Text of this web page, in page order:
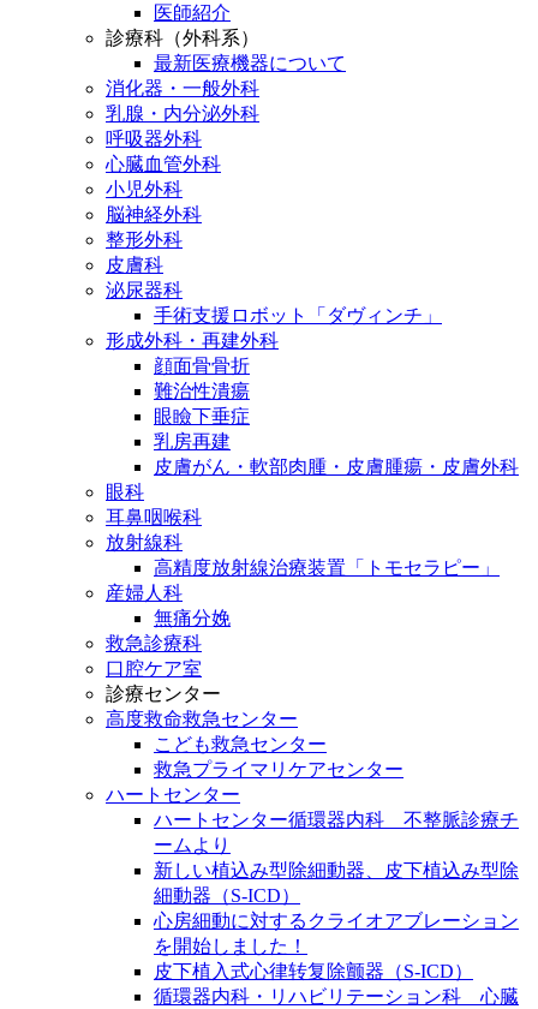
医師紹介
診療科（外科系）
最新医療機器について
消化器・一般外科
乳腺・内分泌外科
呼吸器外科
心臓血管外科
小児外科
脳神経外科
整形外科
皮膚科
泌尿器科
手術支援ロボット「ダヴィンチ」
形成外科・再建外科
顔面骨骨折
難治性潰瘍
眼瞼下垂症
乳房再建
皮膚がん・軟部肉腫・皮膚腫瘍・皮膚外科
眼科
耳鼻咽喉科
放射線科
高精度放射線治療装置「トモセラピー」
産婦人科
無痛分娩
救急診療科
口腔ケア室
診療センター
高度救命救急センター
こども救急センター
救急プライマリケアセンター
ハートセンター
ハートセンター循環器内科 不整脈診療チ
ームより
新しい植込み型除細動器、皮下植込み型除
細動器（S-ICD）
心房細動に対するクライオアブレーション
を開始しました！
皮下植入式心律转复除颤器（S-ICD）
循環器内科・リハビリテーション科 心臓